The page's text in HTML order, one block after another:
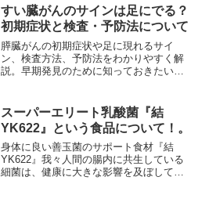
行動や言葉では、出来ていると 言える方
もいるとは思います、...
すい臓がんのサインは足にでる？
初期症状と検査・予防法について
膵臓がんの初期症状や足に現れるサイ
ン、検査方法、予防法をわかりやすく解
説。早期発見のために知っておきたい重
スーパーエリート乳酸菌『結
YK622』という食品について！。
身体に良い善玉菌のサポート食材『結
YK622』我々人間の腸内に共生している
細菌は、健康に大きな影響を及ぼしてい